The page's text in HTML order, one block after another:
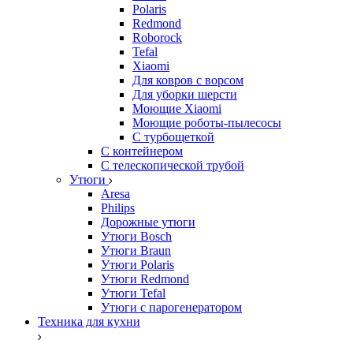
Polaris
Redmond
Roborock
Tefal
Xiaomi
Для ковров с ворсом
Для уборки шерсти
Моющие Xiaomi
Моющие роботы-пылесосы
С турбощеткой
С контейнером
С телескопической трубой
Утюги
Aresa
Philips
Дорожные утюги
Утюги Bosch
Утюги Braun
Утюги Polaris
Утюги Redmond
Утюги Tefal
Утюги с парогенератором
Техника для кухни